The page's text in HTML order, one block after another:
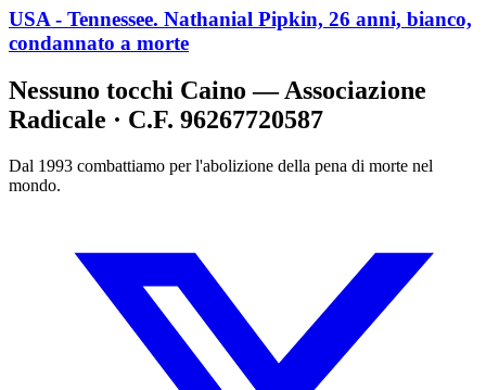
USA - Tennessee. Nathanial Pipkin, 26 anni, bianco,
condannato a morte
Nessuno tocchi Caino — Associazione
Radicale · C.F. 96267720587
Dal 1993 combattiamo per l'abolizione della pena di morte nel
mondo.